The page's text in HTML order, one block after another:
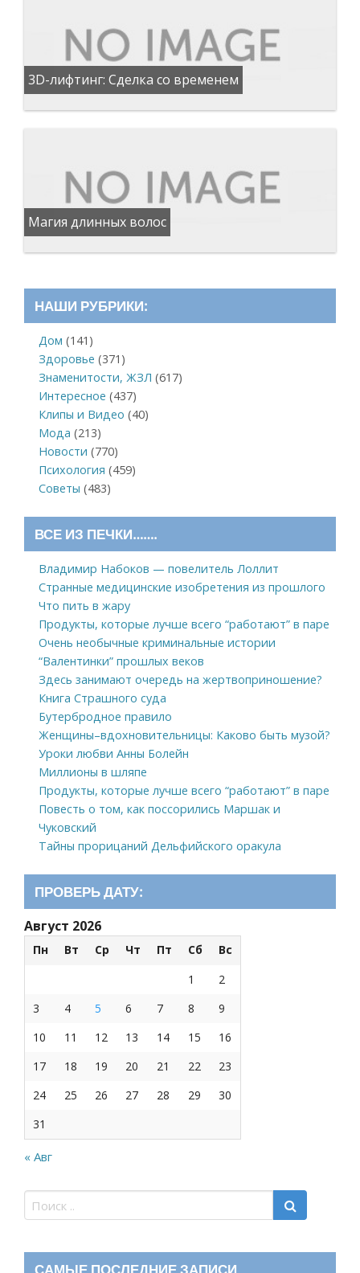
3D-лифтинг: Сделка со временем
Магия длинных волос
НАШИ РУБРИКИ:
Дом (141)
Здоровье (371)
Знаменитости, ЖЗЛ (617)
Интересное (437)
Клипы и Видео (40)
Мода (213)
Новости (770)
Психология (459)
Советы (483)
ВСЕ ИЗ ПЕЧКИ…….
Владимир Набоков — повелитель Лоллит
Странные медицинские изобретения из прошлого
Что пить в жару
Продукты, которые лучше всего “работают” в паре
Очень необычные криминальные истории
“Валентинки” прошлых веков
Здесь занимают очередь на жертвоприношение?
Книга Страшного суда
Бутербродное правило
Женщины–вдохновительницы: Каково быть музой?
Уроки любви Анны Болейн
Миллионы в шляпе
Продукты, которые лучше всего “работают” в паре
Повесть о том, как поссорились Маршак и
Чуковский
Тайны прорицаний Дельфийского оракула
ПРОВЕРЬ ДАТУ:
Август 2026
Пн Вт Ср Чт Пт Сб
Вс
1
2
3
4 5 6 7 8
9
10
11 12 13 14 15
16
17
18 19 20 21 22
23
24
25 26 27 28 29
30
31
« Авг